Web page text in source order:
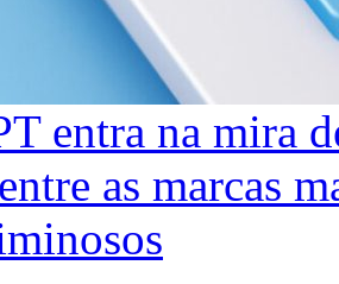
entra na mira
as marcas